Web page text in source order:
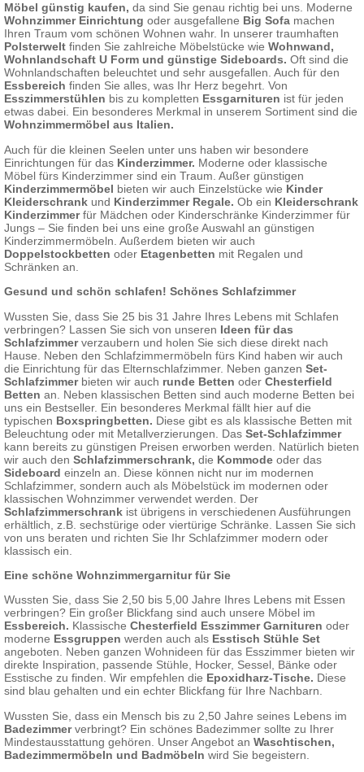
Möbel günstig kaufen, da sind Sie genau richtig bei uns. Moderne
Wohnzimmer Einrichtung oder ausgefallene Big Sofa machen
Ihren Traum vom schönen Wohnen wahr. In unserer traumhaften
Polsterwelt finden Sie zahlreiche Möbelstücke wie Wohnwand,
Wohnlandschaft U Form und günstige Sideboards. Oft sind die
Wohnlandschaften beleuchtet und sehr ausgefallen. Auch für den
Essbereich finden Sie alles, was Ihr Herz begehrt. Von
Esszimmerstühlen bis zu kompletten Essgarnituren ist für jeden
etwas dabei. Ein besonderes Merkmal in unserem Sortiment sind die
Wohnzimmermöbel aus Italien.
Auch für die kleinen Seelen unter uns haben wir besondere
Einrichtungen für das Kinderzimmer. Moderne oder klassische
Möbel fürs Kinderzimmer sind ein Traum. Außer günstigen
Kinderzimmermöbel bieten wir auch Einzelstücke wie Kinder
Kleiderschrank und Kinderzimmer Regale. Ob ein Kleiderschrank
Kinderzimmerfür Mädchen oder Kinderschränke Kinderzimmer für
Jungs – Sie finden bei uns eine große Auswahl an günstigen
Kinderzimmermöbeln. Außerdem bieten wir auch
Doppelstockbetten oder Etagenbetten mit Regalen und
Schränken an.
Gesund und schön schlafen! Schönes Schlafzimmer
Wussten Sie, dass Sie 25 bis 31 Jahre Ihres Lebens mit Schlafen
verbringen? Lassen Sie sich von unseren Ideen für das
Schlafzimmerverzaubern und holen Sie sich diese direkt nach
Hause. Neben den Schlafzimmermöbeln fürs Kind haben wir auch
die Einrichtung für das Elternschlafzimmer. Neben ganzen Set-
Schlafzimmerbieten wir auch runde Betten oder Chesterfield
Betten an. Neben klassischen Betten sind auch moderne Betten bei
uns ein Bestseller. Ein besonderes Merkmal fällt hier auf die
typischen Boxspringbetten. Diese gibt es als klassische Betten mit
Beleuchtung oder mit Metallverzierungen. Das Set-Schlafzimmer
kann bereits zu günstigen Preisen erworben werden. Natürlich bieten
wir auch den Schlafzimmerschrank, die Kommode oder das
Sideboard einzeln an. Diese können nicht nur im modernen
Schlafzimmer, sondern auch als Möbelstück im modernen oder
klassischen Wohnzimmer verwendet werden. Der
Schlafzimmerschrank ist übrigens in verschiedenen Ausführungen
erhältlich, z.B. sechstürige oder viertürige Schränke. Lassen Sie sich
von uns beraten und richten Sie Ihr Schlafzimmer modern oder
klassisch ein.
Eine schöne Wohnzimmergarnitur für Sie
Wussten Sie, dass Sie 2,50 bis 5,00 Jahre Ihres Lebens mit Essen
verbringen? Ein großer Blickfang sind auch unsere Möbel im
Essbereich. Klassische Chesterfield Esszimmer Garnituren oder
moderne Essgruppen werden auch als Esstisch Stühle Set
angeboten. Neben ganzen Wohnideen für das Esszimmer bieten wir
direkte Inspiration, passende Stühle, Hocker, Sessel, Bänke oder
Esstische zu finden. Wir empfehlen die Epoxidharz-Tische. Diese
sind blau gehalten und ein echter Blickfang für Ihre Nachbarn.
Wussten Sie, dass ein Mensch bis zu 2,50 Jahre seines Lebens im
Badezimmerverbringt? Ein schönes Badezimmer sollte zu Ihrer
Mindestausstattung gehören. Unser Angebot an Waschtischen,
Badezimmermöbeln und Badmöbeln wird Sie begeistern.